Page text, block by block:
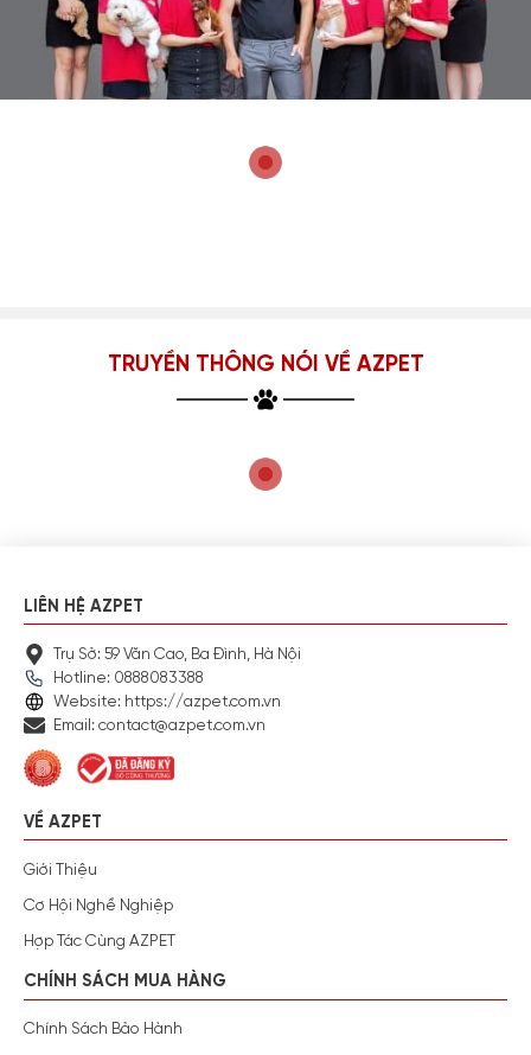
TRUYỀN THÔNG NÓI VỀ AZPET
LIÊN HỆ AZPET
Trụ Sở: 59 Văn Cao, Ba Đình, Hà Nội
Hotline: 0888083388
Website: https://azpet.com.vn
Email: contact@azpet.com.vn
VỀ AZPET
Giới Thiệu
Cơ Hội Nghề Nghiệp
Hợp Tác Cùng AZPET
CHÍNH SÁCH MUA HÀNG
Chính Sách Bảo Hành